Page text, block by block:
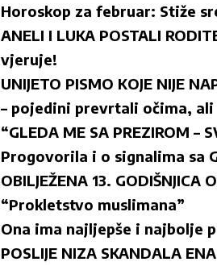
Horoskop za februar: Stiže
ANELI I LUKA POSTALI
vjeruje!
UNIJETO PISMO KOJE NIJE
– pojedini prevrtali očima, ali
“GLEDA ME SA PREZIROM
Progovorila i o signalima sa
OBILJEŽENA 13.
“Prokletstvo muslimana”
Ona ima najljepše i najbolje
POSLIJE NIZA SKANDALA